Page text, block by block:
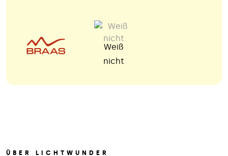
Weiß
nicht
ÜBER LICHTWUNDER